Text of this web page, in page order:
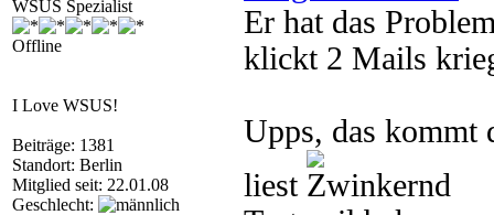
WSUS Spezialist
Offline
I Love WSUS!
Beiträge: 1381
Standort: Berlin
Mitglied seit: 22.01.08
Geschlecht:
Er hat das
klickt 2 Mails
Upps, das kommt
liest